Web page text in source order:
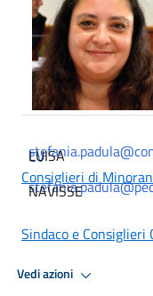
CV
LUISA
NAVISSE
Consiglieri di
Sindaco e Consiglieri
Vedi azioni